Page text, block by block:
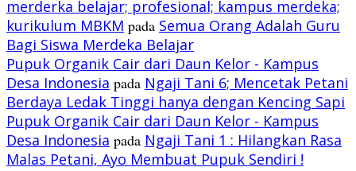
merderka belajar; profesional; kampus merdeka;
kurikulum MBKM pada Semua Orang Adalah Guru
Bagi Siswa Merdeka Belajar
Pupuk Organik Cair dari Daun Kelor - Kampus
Desa Indonesia pada Ngaji Tani 6; Mencetak Petani
Berdaya Ledak Tinggi hanya dengan Kencing Sapi
Pupuk Organik Cair dari Daun Kelor - Kampus
Desa Indonesia pada Ngaji Tani 1 : Hilangkan Rasa
Malas Petani, Ayo Membuat Pupuk Sendiri !